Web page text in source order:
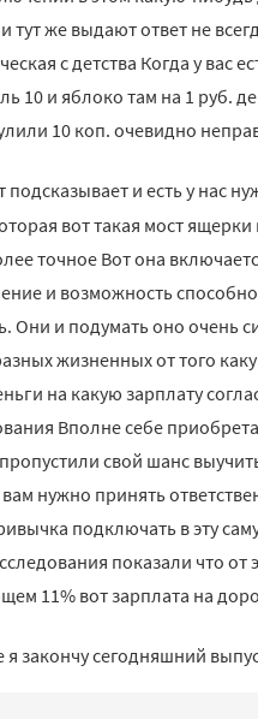
тут же выдают ответ не
с детства Когда у вас
10 и яблоко там на 1 руб.
10 коп. очевидно
и есть у нас
вот такая мост
точное Вот она
и возможность
Они и подумать оно очень
жизненных от того
на какую зарплату
Вполне себе
свой шанс
нужно принять
подключать в эту
показали что от
11% вот зарплата на
я закончу сегодняшний